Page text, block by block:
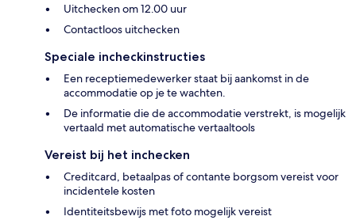
Uitchecken om 12.00 uur
Contactloos uitchecken
Speciale incheckinstructies
Een receptiemedewerker staat bij aankomst in de
accommodatie op je te wachten.
De informatie die de accommodatie verstrekt, is mogelijk
vertaald met automatische vertaaltools
Vereist bij het inchecken
Creditcard, betaalpas of contante borgsom vereist voor
incidentele kosten
Identiteitsbewijs met foto mogelijk vereist